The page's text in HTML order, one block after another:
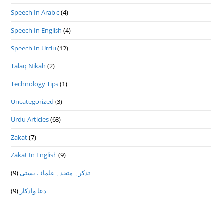
Speech In Arabic(4)
Speech In English (4)
Speech In Urdu (12)
Talaq Nikah (2)
Technology Tips(1)
Uncategorized (3)
Urdu Articles(68)
Zakat(7)
Zakat In English (9)
تذكرہ متحدہ علمائے بستى(9)
دعا واذكار (9)